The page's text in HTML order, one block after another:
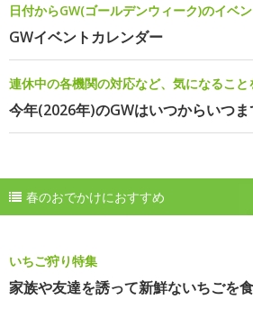
日付からGW(ゴールデンウィーク)のイベ
GWイベントカレンダー
連休中の各機関の対応など、気になること
今年(2026年)のGWはいつからいつま
春のおでかけにおすすめ
いちご狩り特集
家族や友達を誘って新鮮ないちごを